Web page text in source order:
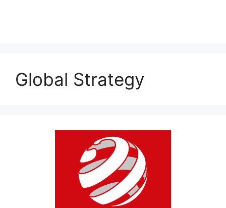
Global Strategy